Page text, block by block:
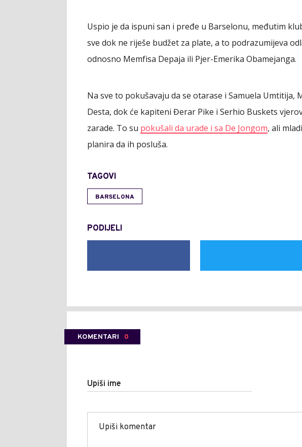
Uspio je da ispuni san i pređe u Barselonu, međutim
sve dok ne riješe budžet za plate, a to podrazumijeva
odnosno Memfisa Depaja ili Pjer-Emerika Obamejanga.
Na sve to pokušavaju da se otarase i Samuela Umtitija,
Desta, dok će kapiteni Đerar Pike i Serhio Buskets
zarade. To su pokušali da urade i sa De Jongom, ali
planira da ih posluša.
TAGOVI
BARSELONA
PODIJELI
KOMENTARI 0
Upiši ime